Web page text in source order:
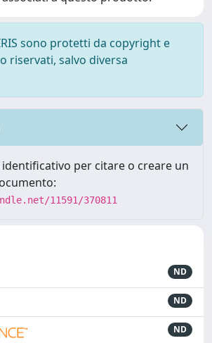
sono protetti da copyright e
riservati, salvo diversa
per citare o creare un
11591/370811
ND
ND
ND